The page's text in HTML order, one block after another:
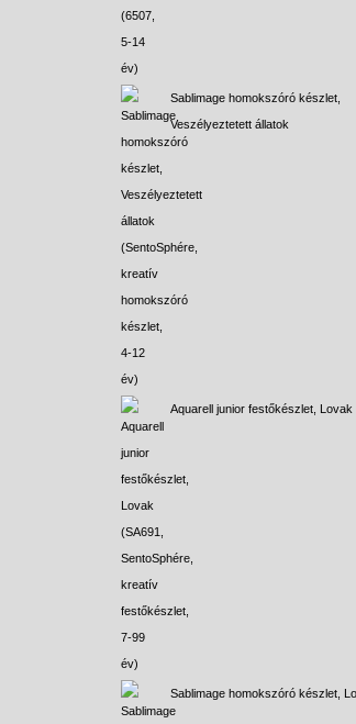
Sablimage homokszóró készlet,
Veszélyeztetett állatok
Aquarell junior festőkészlet, Lovak
Sablimage homokszóró készlet,